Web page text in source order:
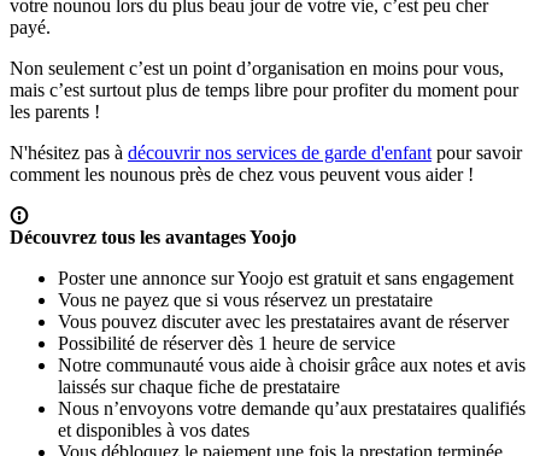
votre nounou lors du plus beau jour de votre vie, c’est peu cher
payé.
Non seulement c’est un point d’organisation en moins pour vous,
mais c’est surtout plus de temps libre pour profiter du moment pour
les parents !
N'hésitez pas à découvrir nos services de garde d'enfantpour savoir
comment les nounous près de chez vous peuvent vous aider !
Découvrez tous les avantages Yoojo
Poster une annonce sur Yoojo est gratuit et sans engagement
Vous ne payez que si vous réservez un prestataire
Vous pouvez discuter avec les prestataires avant de réserver
Possibilité de réserver dès 1 heure de service
Notre communauté vous aide à choisir grâce aux notes et avis
laissés sur chaque fiche de prestataire
Nous n’envoyons votre demande qu’aux prestataires qualifiés
et disponibles à vos dates